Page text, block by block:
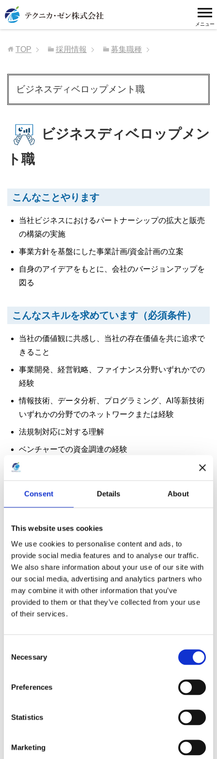
Consent Details About
This website uses cookies
We use cookies to personalise content and ads, to
provide social media features and to analyse our traffic.
We also share information about your use of our site with
our social media, advertising and analytics partners who
may combine it with other information that you’ve
provided to them or that they’ve collected from your use
of their services.
Necessary
Preferences
Statistics
Marketing
TOP 採用情報 募集職種
ビジネスディベロップメント職
ビジネスディベロップメン
ト職
こんなことやります
当社ビジネスにおけるパートナーシップの拡大と販売
の構築の実施
事業方針を基盤にした事業計画/資金計画の立案
自身のアイデアをもとに、会社のバージョンアップを
図る
こんなスキルを求めています（必須条件）
当社の価値観に共感し、当社の存在価値を共に追求で
きること
事業開発、経営戦略、ファイナンス分野いずれかでの
経験
情報技術、データ分析、プログラミング、AI等新技術
いずれかの分野でのネットワークまたは経験
法規制対応に対する理解
ベンチャーでの資金調達の経験
論理的分析能力
募集職種
マーケティング職
ビジネスディベロップ
オープンボジション